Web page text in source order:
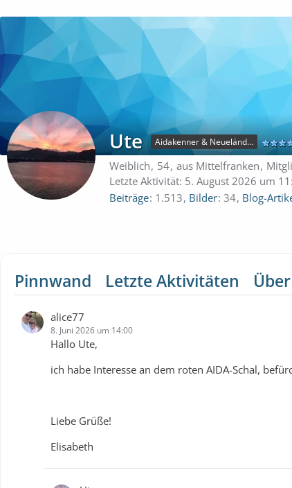
Ute Aidakenner & Neueländerentdecker
Weiblich 54 aus Mittelfranken
Letzte Aktivität: 5. August 2026 um
Beiträge 1.513 Bilder 34 Blog-
Pinnwand Letzte Aktivitäten
alice77
8. Juni 2026 um 14:00
Hallo Ute,
ich habe Interesse an dem roten AIDA-Schal,
Liebe Grüße!
Elisabeth